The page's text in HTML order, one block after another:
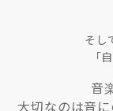
そし
「
音
大切なのは音